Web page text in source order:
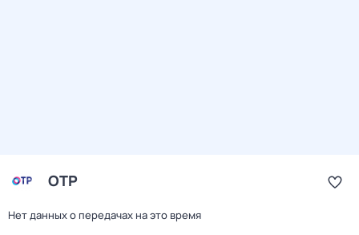
ОТР
Нет данных о передачах на это время